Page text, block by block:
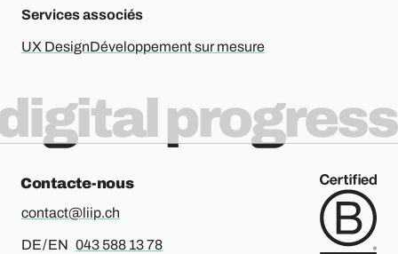
Services associés
UX DesignDéveloppement sur mesure
progress
Contacte-nous
contact@liip.ch
DE / EN Pour l’allemand ou l’anglais, merci d’appeler le
043 588 13 78